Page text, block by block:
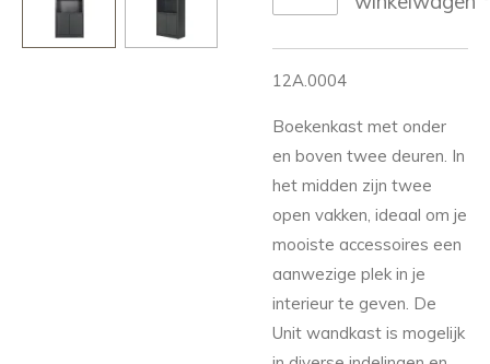
12A.0004
Boekenkast met onder
en boven twee deuren. In
het midden zijn twee
open vakken, ideaal om je
mooiste accessoires een
aanwezige plek in je
interieur te geven. De
Unit wandkast is mogelijk